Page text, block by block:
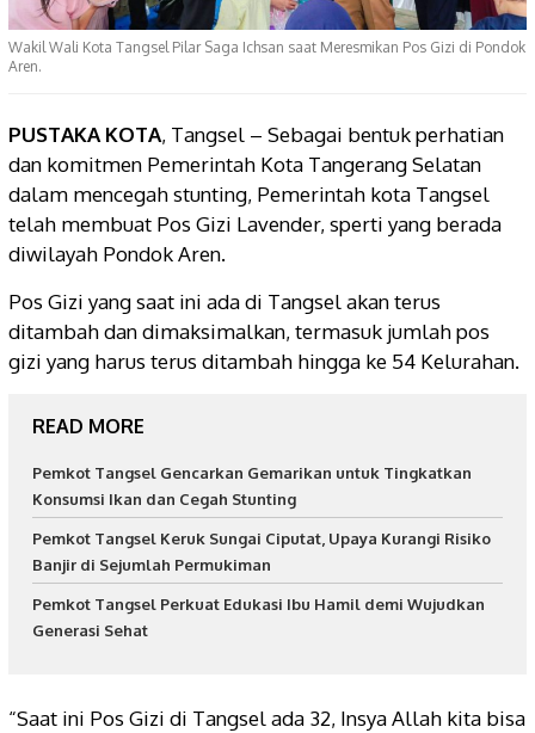
Wakil Wali Kota Tangsel Pilar Saga Ichsan saat Meresmikan Pos Gizi di Pondok
Aren.
PUSTAKA KOTA, Tangsel – Sebagai bentuk perhatian
dan komitmen Pemerintah Kota Tangerang Selatan
dalam mencegah stunting, Pemerintah kota Tangsel
telah membuat Pos Gizi Lavender, sperti yang berada
diwilayah Pondok Aren.
Pos Gizi yang saat ini ada di Tangsel akan terus
ditambah dan dimaksimalkan, termasuk jumlah pos
gizi yang harus terus ditambah hingga ke 54 Kelurahan.
READ MORE
Pemkot Tangsel Gencarkan Gemarikan untuk Tingkatkan
Konsumsi Ikan dan Cegah Stunting
Pemkot Tangsel Keruk Sungai Ciputat, Upaya Kurangi Risiko
Banjir di Sejumlah Permukiman
Pemkot Tangsel Perkuat Edukasi Ibu Hamil demi Wujudkan
Generasi Sehat
“Saat ini Pos Gizi di Tangsel ada 32, Insya Allah kita bisa